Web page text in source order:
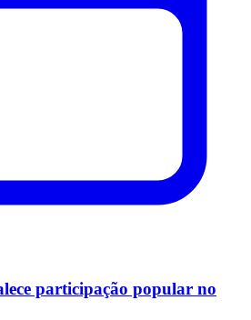
participação popular no